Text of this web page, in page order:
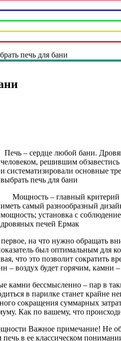
печь для бани
Печь – сердце любой бани.
человеком, решившим
и систематизировали основные
выбрать печь для бани
Мощность – главный критерий
иметь самый разнообразный
мощность; установка с
дровяных печей Ермак
на что нужно обращать
был оптимальным для
что это позволит сократить
– воздух будет горячим, камни
камни бессмысленно – пар в
в парилке станет крайне
сокращения суммарных
Как по вашему, что
Важное примечание! Не
в ее классическом